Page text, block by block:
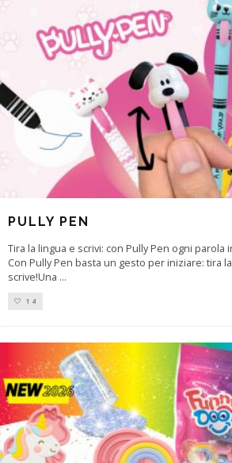
PULLY PEN
Tira la lingua e scrivi: con Pully Pen ogni parola
Con Pully Pen basta un gesto per iniziare: tira
scrive!Una ...
14